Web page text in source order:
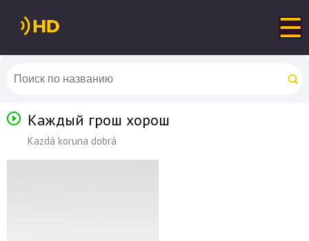
Каждый грош хорош
Kazdá koruna dobrá